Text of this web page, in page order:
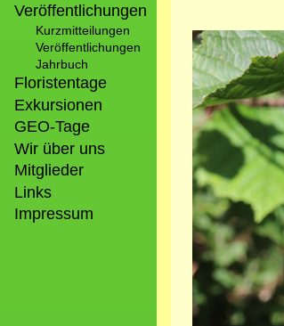
Veröffentlichungen
Kurzmitteilungen
Veröffentlichungen
Jahrbuch
Floristentage
Exkursionen
GEO-Tage
Wir über uns
Mitglieder
Links
Impressum
Bild